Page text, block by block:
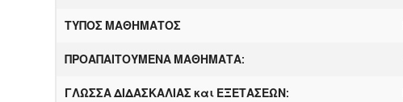
ΤΥΠΟΣ ΜΑΘΗΜΑΤΟΣ
Π ΡΟΑΠΑΙΤΟΥΜΕΝΑ ΜΑΘΗΜΑΤΑ:
ΓΛΩΣΣΑ ΔΙΔΑΣΚΑΛΙΑΣ και ΕΞΕΤΑΣΕΩΝ: